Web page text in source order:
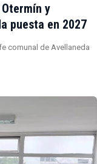
y
puesta en 2027
comunal de Avellaneda